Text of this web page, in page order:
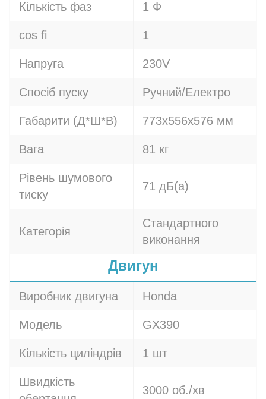
Кількість фаз 1 Ф
cos fi 1
Напруга 230V
Спосіб пуску Ручний/Електро
Габарити (Д*Ш*В) 773x556x576 мм
Вага 81 кг
Рівень шумового
тиску
71 дБ(а)
Категорія
Стандартного
виконання
Двигун
Виробник двигуна Honda
Модель GX390
Кількість циліндрів 1 шт
Швидкість
3000 об./хв